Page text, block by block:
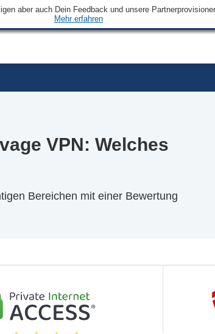
aber auch Dein Feedback und unsere
Mehr erfahren
VPN: Welches
Bereichen mit einer Bewertung